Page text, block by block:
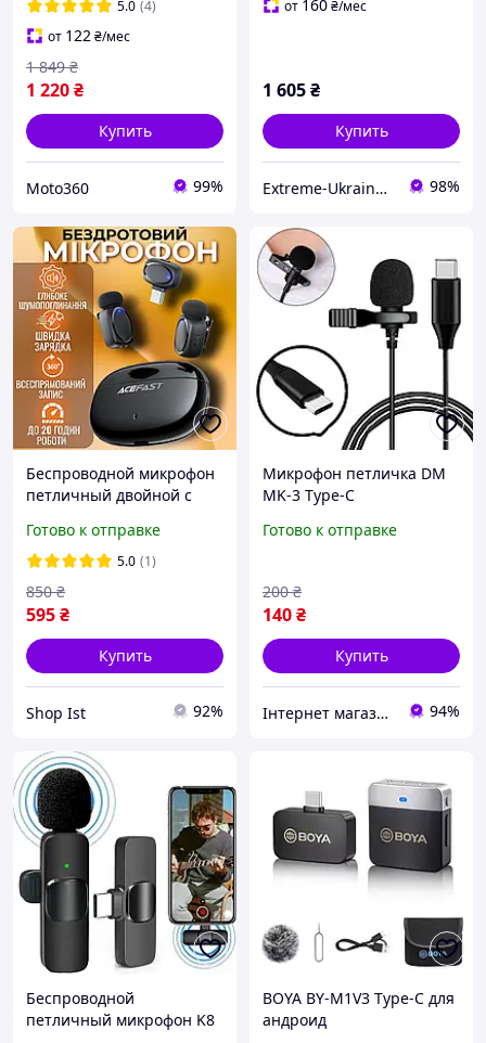
IPhone 15, 16(Type-C)
5.0 (4)
от 122₴/мес
1 220₴
1 849 ₴
Купить
Moto360 99%
Type-C Lightning Черный
от 160₴/мес
1 605₴
Купить
Extreme-Ukraine - лучшая техника по низким ценам 98%
Беспроводной микрофон
петличный двойной с
телефона и камеры Type-
C для записи аудио
Acefast
Готово к отправке
5.0 (1)
595₴
850 ₴
Купить
Shop Ist 92%
Микрофон петличка DM
MK-3 Type-C
Готово к отправке
140₴
200 ₴
Купить
Інтернет магазин Сенс 94%
Беспроводной
петличный микрофон K8
BOYA BY-M1V3 Type-C для
андроид